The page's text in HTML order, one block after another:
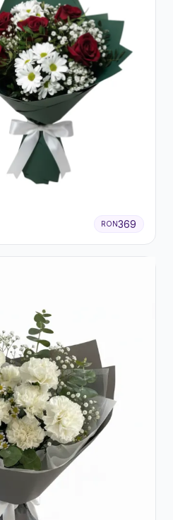
RON369